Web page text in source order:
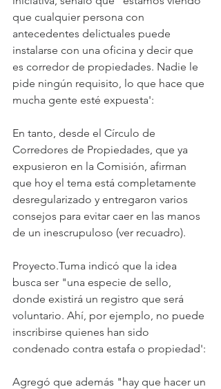
que cualquier persona con
antecedentes delictuales puede
instalarse con una oficina y decir que
es corredor de propiedades. Nadie le
pide ningún requisito, lo que hace que
mucha gente esté expuesta':
En tanto, desde el Círculo de
Corredores de Propiedades, que ya
expusieron en la Comisión, afirman
que hoy el tema está completamente
desregularizado y entregaron varios
consejos para evitar caer en las manos
de un inescrupuloso (ver recuadro).
Proyecto.Tuma indicó que la idea
busca ser "una especie de sello,
donde existirá un registro que será
voluntario. Ahí, por ejemplo, no puede
inscribirse quienes han sido
condenado contra estafa o propiedad':
Agregó que además "hay que hacer un